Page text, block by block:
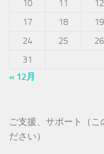
10
11 12
17
18 19
24
25 26
31
« 12月
ご支援、サポート（こ
ださい）